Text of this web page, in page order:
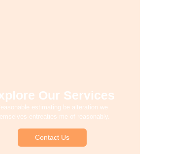
Our Services
estimating be alteration we
entreaties me of reasonably.
Contact Us